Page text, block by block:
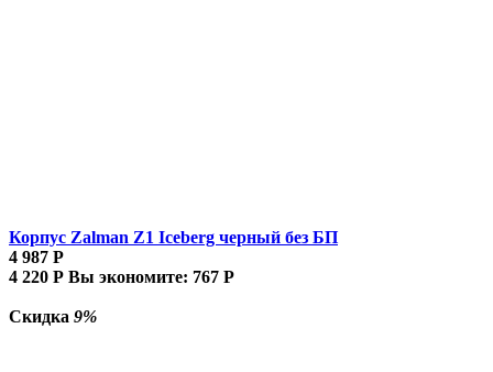
Корпус Zalman Z1 Iceberg черный без БП
4 987 Р
4 220 Р Вы экономите: 767 Р
Скидка 9%